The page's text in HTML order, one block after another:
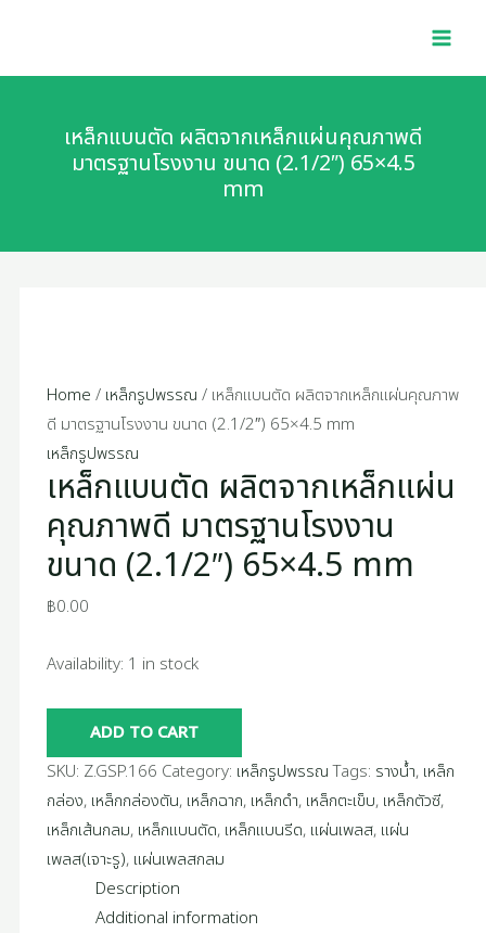
content
เหล็กแบนตัด ผลิตจากเหล็กแผ่นคุณภาพดี
มาตรฐานโรงงาน ขนาด (2.1/2″) 65×4.5
mm
Home / เหล็กรูปพรรณ / เหล็กแบนตัด ผลิตจากเหล็กแผ่นคุณภาพ
ดี มาตรฐานโรงงาน ขนาด (2.1/2″) 65×4.5 mm
เหล็กรูปพรรณ
เหล็กแบนตัด ผลิตจากเหล็กแผ่น
คุณภาพดี มาตรฐานโรงงาน
ขนาด (2.1/2″) 65×4.5 mm
฿0.00
Availability: 1 in stock
ตัด
จาก
เหล็ก
ดี
65x4.5
mm
quantity
ADD TO CART
SKU: Z.GSP.166 Category: เหล็กรูปพรรณ Tags: รางน้ำ, เหล็ก
กล่อง, เหล็กกล่องตัน, เหล็กฉาก, เหล็กดำ, เหล็กตะเข็บ, เหล็กตัวซี,
เหล็กเส้นกลม, เหล็กแบนตัด, เหล็กแบนรีด, แผ่นเพลส, แผ่น
เพลส(เจาะรู), แผ่นเพลสกลม
Description
Additional information